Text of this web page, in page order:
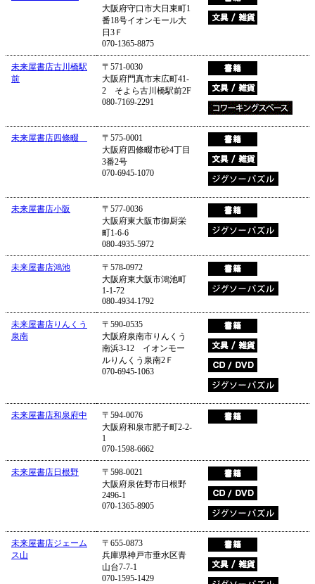
大阪府守口市大日東町1
番18号イオンモール大
日3Ｆ
070-1365-8875
未来屋書店古川橋駅
前
〒571-0030
大阪府門真市末広町41-
2 そよら古川橋駅前2F
080-7169-2291
未来屋書店四條畷
〒575-0001
大阪府四條畷市砂4丁目
3番2号
070-6945-1070
未来屋書店小阪
〒577-0036
大阪府東大阪市御厨栄
町1-6-6
080-4935-5972
未来屋書店鴻池
〒578-0972
大阪府東大阪市鴻池町
1-1-72
080-4934-1792
未来屋書店りんくう
泉南
〒590-0535
大阪府泉南市りんくう
南浜3-12 イオンモー
ルりんくう泉南2Ｆ
070-6945-1063
未来屋書店和泉府中
〒594-0076
大阪府和泉市肥子町2-2-
1
070-1598-6662
未来屋書店日根野
〒598-0021
大阪府泉佐野市日根野
2496-1
070-1365-8905
未来屋書店ジェーム
ス山
〒655-0873
兵庫県神戸市垂水区青
山台7-7-1
070-1595-1429